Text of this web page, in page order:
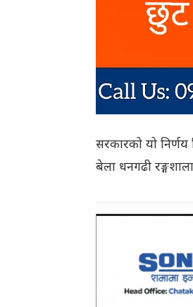
सरकारको यो
बेला धनगढी